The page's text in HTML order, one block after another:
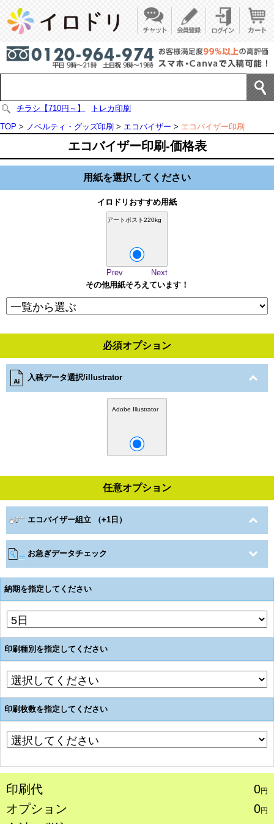
チラシ【710円～】
トレカ印刷
TOP > ノベルティ・グッズ印刷 > エコバイザー > エコバイザー印刷
エコバイザー印刷-価格表
用紙を選択してください
イロドリおすすめ用紙
アートポスト220kg
Prev
Next
その他用紙そろえています！
必須オプション
入稿データ選択/illustrator
Adobe Illustrator
任意オプション
エコバイザー組立 （+1日）
お急ぎデータチェック
納期を指定してください
印刷種別を指定してください
印刷枚数を指定してください
印刷代 0円
オプション 0円